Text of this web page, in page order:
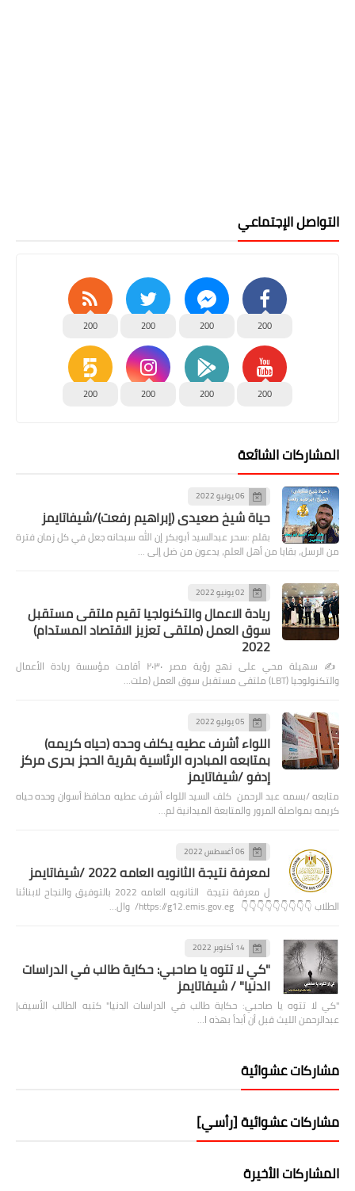
التواصل الإجتماعي
200
200
200
200
200
200
200
200
المشاركات الشائعة
06 يونيو 2022
حياة شيخ صعيدى (إبراهيم رفعت)/شيفاتايمز
بقلم :سحر عبدالسيد أبوبكر إن الله سبحانه جعل في كل زمان فترة
من الرسل، بقايا من أهل العلم، يدعون من ضل إلى …
02 يونيو 2022
ريادة الاعمال والتكنولجيا تقيم ملتقى مستقبل
سوق العمل (ملتقى تعزيز الاقتصاد المستدام)
2022
✍️ سهيلة محي على نهج رؤية مصر ٢٠٣٠ أقامت مؤسسة ريادة الأعمال
والتكنولوجيا (LBT) ملتقى مستقبل سوق العمل (ملت…
05 يوليو 2022
اللواء أشرف عطيه يكلف وحده (حياه كريمه)
بمتابعه المبادره الرئاسية بقرية الحجز بحرى مركز
إدفو /شيفاتايمز
متابعه /بسمه عبد الرحمن كلف السيد اللواء أشرف عطيه محافظ أسوان وحده حياه
كريمه بمواصلة المرور والمتابعة الميدانية لم…
06 أغسطس 2022
لمعرفة نتيجة الثانويه العامه 2022 /شيفاتايمز
ل معرفة نتيجة الثانويه العامه 2022 بالتوفيق والنجاح لابنائنا
الطلاب 👇👇👇👇👇👇👇👇👇 https://g12.emis.gov.eg/ وال…
14 أكتوبر 2022
"كي لا تتوه يا صاحبي: حكاية طالب في الدراسات
الدنيا" / شيفاتايمز
"كي لا تتوه يا صاحبي: حكاية طالب في الدراسات الدنيا" كتبه الطالب الأسيف|
عبدالرحمن الليث قبل أن أبدأ بهذه ا…
مشاركات عشوائية
مشاركات عشوائية [رأسي]
المشاركات الأخيرة